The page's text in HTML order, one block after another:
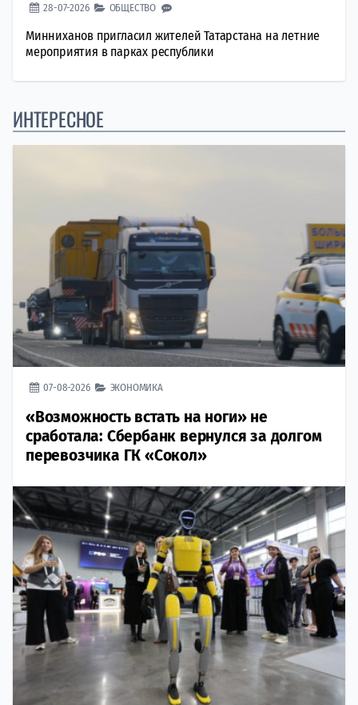
28-07-2026 ОБЩЕСТВО
Минниханов пригласил жителей Татарстана на летние
мероприятия в парках республики
ИНТЕРЕСНОЕ
07-08-2026 ЭКОНОМИКА
«Возможность встать на ноги» не
сработала: Сбербанк вернулся за долгом
перевозчика ГК «Сокол»